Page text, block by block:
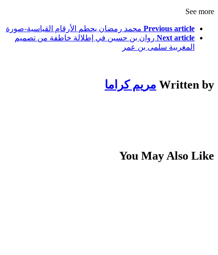
See more
Previous article محمد رمضان يحطم الأرقام القياسية-صورة
Next article روان بن حسين في إطلالة خاطفة من تصميم
المغربية سلمى بن عمر
Written by مريم كراما
You May Also Like